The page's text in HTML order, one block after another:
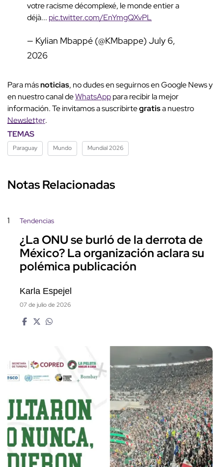
votre racisme décomplexé, le monde entier a
déjà... pic.twitter.com/EnYmgQXvPL
— Kylian Mbappé (@KMbappe) July 6,
2026
Para másnoticias, no dudes en seguirnos en Google News y
en nuestro canal deWhatsApppara recibir la mejor
información. Te invitamos a suscribirtegratisa nuestro
Newsletter.
TEMAS
Paraguay Mundo Mundial 2026
Notas Relacionadas
1 Tendencias
¿La ONU se burló de la derrota de
México? La organización aclara su
polémica publicación
Karla Espejel
07 de julio de 2026